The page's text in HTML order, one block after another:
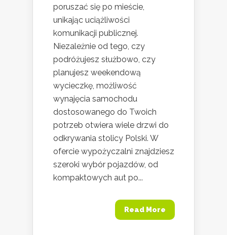
poruszać się po mieście,
unikając uciążliwości
komunikacji publicznej.
Niezależnie od tego, czy
podróżujesz służbowo, czy
planujesz weekendową
wycieczkę, możliwość
wynajęcia samochodu
dostosowanego do Twoich
potrzeb otwiera wiele drzwi do
odkrywania stolicy Polski. W
ofercie wypożyczalni znajdziesz
szeroki wybór pojazdów, od
kompaktowych aut po...
Read More